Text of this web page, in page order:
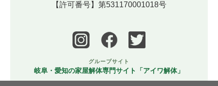
【許可番号】第531170001018号
グループサイト
岐阜・愛知の家屋解体専門サイト「アイワ解体」